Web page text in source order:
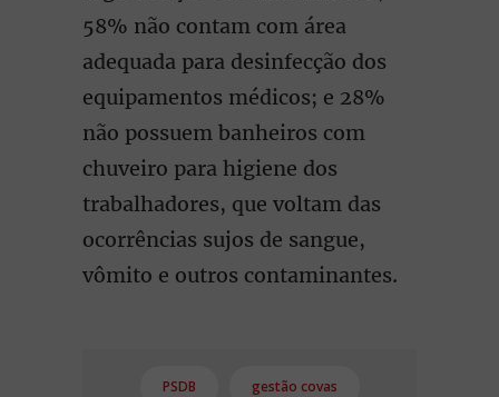
58% não contam com área
adequada para desinfecção dos
equipamentos médicos; e 28%
não possuem banheiros com
chuveiro para higiene dos
trabalhadores, que voltam das
ocorrências sujos de sangue,
vômito e outros contaminantes.
PSDB gestão covas